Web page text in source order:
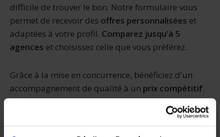
difficile de trouver le bon. Notre formulaire vous
permet de recevoir des offres personnalisées et
adaptées à votre profil. Comparez jusqu'à 5
agences et choisissez celle que vous préférez.
Grâce à la mise en concurrence, bénéficiez d'un
accompagnement de qualité à un prix compétitif.
Agenceimmobiliere.fr vous permet d'optimiser